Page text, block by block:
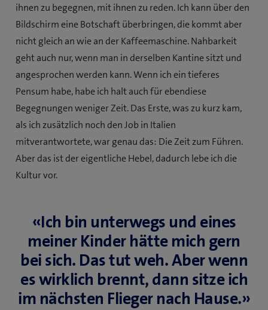
ihnen zu begegnen, mit ihnen zu reden. Ich kann über den
Bildschirm eine Botschaft überbringen, die kommt aber
nicht gleich an wie an der Kaffeemaschine. Nahbarkeit
geht auch nur, wenn man in derselben Kantine sitzt und
angesprochen werden kann. Wenn ich ein tieferes
Pensum habe, habe ich halt auch für ebendiese
Begegnungen weniger Zeit. Das Erste, was zu kurz kam,
als ich zusätzlich noch den Job in Italien
mitverantwortete, war genau das: Die Zeit zum Führen.
Aber das ist der eigentliche Hebel, dadurch lebe ich die
Kultur vor.
«Ich bin unterwegs und eines
meiner Kinder hätte mich gern
bei sich. Das tut weh. Aber wenn
es wirklich brennt, dann sitze ich
im nächsten Flieger nach Hause.»